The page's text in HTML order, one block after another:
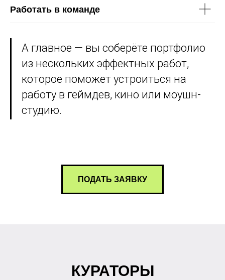
Работать в команде
А главное — вы соберёте портфолио
из нескольких эффектных работ,
которое поможет устроиться на
работу в геймдев, кино или моушн-
студию.
ПОДАТЬ ЗАЯВКУ
КУРАТОРЫ